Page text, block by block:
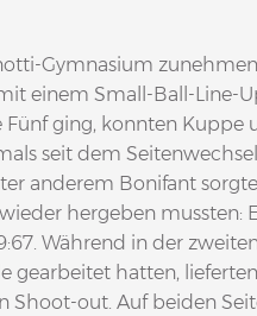
Gymnasium
einem Small-Ball-Line-
Fünf ging, konnten
seit dem
anderem Bonifant
hergeben mussten:
Während in der
gearbeitet hatten,
out. Auf beiden